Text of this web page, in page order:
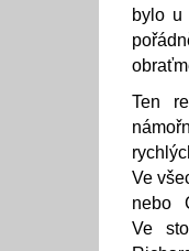
bylo u
Ten
Ve
nebo
Ve